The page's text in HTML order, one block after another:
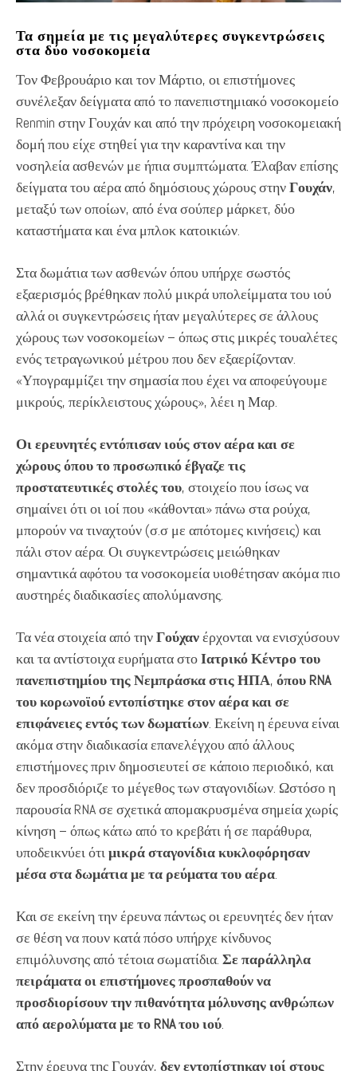
Τα σημεία με τις μεγαλύτερες συγκεντρώσεις
στα δύο νοσοκομεία
Τον Φεβρουάριο και τον Μάρτιο, οι επιστήμονες
συνέλεξαν δείγματα από το πανεπιστημιακό νοσοκομείο
Renmin στην Γουχάν και από την πρόχειρη νοσοκομειακή
δομή που είχε στηθεί για την καραντίνα και την
νοσηλεία ασθενών με ήπια συμπτώματα. Έλαβαν επίσης
δείγματα του αέρα από δημόσιους χώρους στηνΓουχάν,
μεταξύ των οποίων, από ένα σούπερ μάρκετ, δύο
καταστήματα και ένα μπλοκ κατοικιών.
Στα δωμάτια των ασθενών όπου υπήρχε σωστός
εξαερισμός βρέθηκαν πολύ μικρά υπολείμματα του ιού
αλλά οι συγκεντρώσεις ήταν μεγαλύτερες σε άλλους
χώρους των νοσοκομείων – όπως στις μικρές τουαλέτες
ενός τετραγωνικού μέτρου που δεν εξαερίζονταν.
«Υπογραμμίζει την σημασία που έχει να αποφεύγουμε
μικρούς, περίκλειστους χώρους», λέει η Μαρ.
Οι ερευνητές εντόπισαν ιούς στον αέρα και σε
χώρους όπου το προσωπικό έβγαζε τις
προστατευτικές στολές του, στοιχείο που ίσως να
σημαίνει ότι οι ιοί που «κάθονται» πάνω στα ρούχα,
μπορούν να τιναχτούν (σ.σ με απότομες κινήσεις) και
πάλι στον αέρα. Οι συγκεντρώσεις μειώθηκαν
σημαντικά αφότου τα νοσοκομεία υιοθέτησαν ακόμα πιο
αυστηρές διαδικασίες απολύμανσης.
Τα νέα στοιχεία από τηνΓούχανέρχονται να ενισχύσουν
και τα αντίστοιχα ευρήματα στοΙατρικό Κέντρο του
πανεπιστημίου της Νεμπράσκα στις ΗΠΑ, όπου RNA
του κορωνοϊού εντοπίστηκε στον αέρα και σε
επιφάνειες εντός των δωματίων. Εκείνη η έρευνα είναι
ακόμα στην διαδικασία επανελέγχου από άλλους
επιστήμονες πριν δημοσιευτεί σε κάποιο περιοδικό, και
δεν προσδιόριζε το μέγεθος των σταγονιδίων. Ωστόσο η
παρουσία RNA σε σχετικά απομακρυσμένα σημεία χωρίς
κίνηση – όπως κάτω από το κρεβάτι ή σε παράθυρα,
υποδεικνύει ότιμικρά σταγονίδια κυκλοφόρησαν
μέσα στα δωμάτια με τα ρεύματα του αέρα.
Και σε εκείνη την έρευνα πάντως οι ερευνητές δεν ήταν
σε θέση να πουν κατά πόσο υπήρχε κίνδυνος
επιμόλυνσης από τέτοια σωματίδια. Σε παράλληλα
πειράματα οι επιστήμονες προσπαθούν να
προσδιορίσουν την πιθανότητα μόλυνσης ανθρώπων
από αερολύματα με το RNA του ιού.
Στην έρευνα της Γουχάν, δεν εντοπίστηκαν ιοί στους